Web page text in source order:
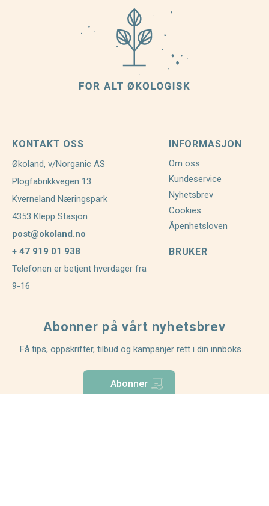
KONTAKT OSS
Økoland, v/Norganic AS
Plogfabrikkvegen 13
Kverneland Næringspark
4353 Klepp Stasjon
post@okoland.no
+ 47 919 01 938
Telefonen er betjent hverdager fra
9-16
INFORMASJON
Om oss
Kundeservice
Nyhetsbrev
Cookies
Åpenhetsloven
BRUKER
Abonner på vårt nyhetsbrev
Få tips, oppskrifter, tilbud og kampanjer rett i din innboks.
Abonner